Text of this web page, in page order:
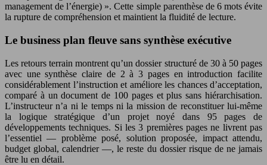
management de l’énergie) ». Cette simple parenthèse de 6 mots évite
la rupture de compréhension et maintient la fluidité de lecture.
Le business plan fleuve sans synthèse exécutive
Les retours terrain montrent qu’un dossier structuré de 30 à 50 pages
avec une synthèse claire de 2 à 3 pages en introduction facilite
considérablement l’instruction et améliore les chances d’acceptation,
comparé à un document de 100 pages et plus sans hiérarchisation.
L’instructeur n’a ni le temps ni la mission de reconstituer lui-même
la logique stratégique d’un projet noyé dans 95 pages de
développements techniques. Si les 3 premières pages ne livrent pas
l’essentiel — problème posé, solution proposée, impact attendu,
budget global, calendrier —, le reste du dossier risque de ne jamais
être lu en détail.